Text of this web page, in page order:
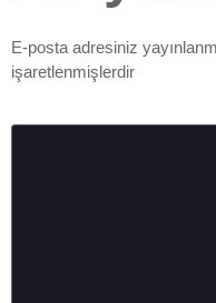
E-posta adresiniz
işaretlenmişlerdir